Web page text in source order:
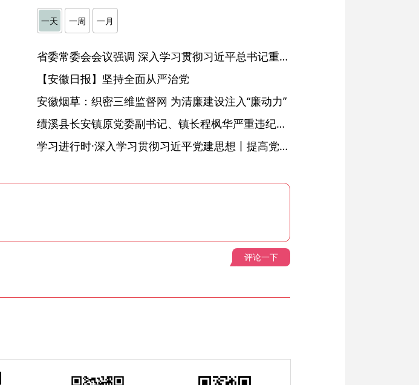
一天 一周 一月
省委常委会会议强调 深入学习贯彻习近平总书记重要讲话精神 以高质量党建引领高质量发展 梁言顺主持并讲话
【安徽日报】坚持全面从严治党
安徽烟草：织密三维监督网 为清廉建设注入“廉动力”
绩溪县长安镇原党委副书记、镇长程枫华严重违纪违法被开除党籍和公职
学习进行时·深入学习贯彻习近平党建思想丨提高党的战斗力的法宝
评论一下